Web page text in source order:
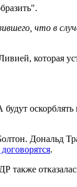
что в
которая
Дональд
.